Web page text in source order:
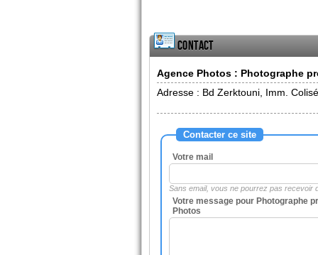
Contact
Agence Photos : Photographe
Adresse : Bd Zerktouni, Imm.
Contacter ce site
Votre mail
Sans email, vous ne pourrez pas recevoir
Votre message pour Photographe
Photos